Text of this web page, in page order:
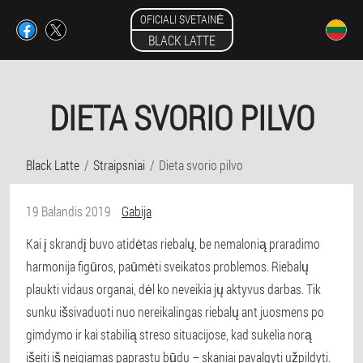
OFICIALI SVETAINĖ
BLACK LATTE
DIETA SVORIO PILVO
Black Latte Straipsniai Dieta svorio pilvo
19 Balandis 2019
Gabija
Kai į skrandį buvo atidėtas riebalų, be nemalonią praradimo
harmonija figūros, paūmėti sveikatos problemos. Riebalų
plaukti vidaus organai, dėl ko neveikia jų aktyvus darbas. Tik
sunku išsivaduoti nuo nereikalingas riebalų ant juosmens po
gimdymo ir kai stabilią streso situacijose, kad sukelia norą
išeiti iš neigiamas paprastu būdu – skaniai pavalgyti užpildyti.